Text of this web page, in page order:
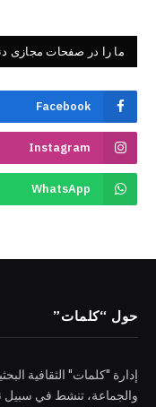
ما را در صفحات مجازی
Facebook
Instagram
WhatsApp
حول “كلمات”
إدارة "كلمات" الثقافية
والجماعة، تنشط في سبيل